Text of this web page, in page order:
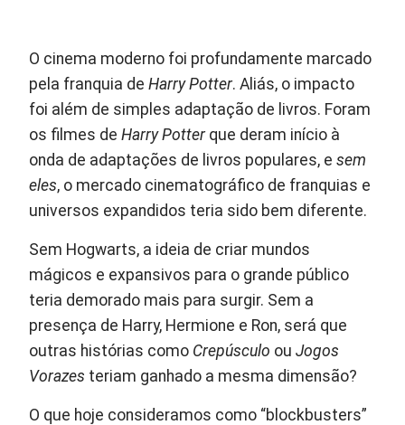
O cinema moderno foi profundamente marcado
pela franquia deHarry Potter. Aliás, o impacto
foi além de simples adaptação de livros. Foram
os filmes deHarry Potterque deram início à
onda de adaptações de livros populares, esem
eles, o mercado cinematográfico de franquias e
universos expandidos teria sido bem diferente.
Sem Hogwarts, a ideia de criar mundos
mágicos e expansivos para o grande público
teria demorado mais para surgir. Sem a
presença de Harry, Hermione e Ron, será que
outras histórias como Crepúsculo ouJogos
Vorazes teriam ganhado a mesma dimensão?
O que hoje consideramos como “blockbusters”